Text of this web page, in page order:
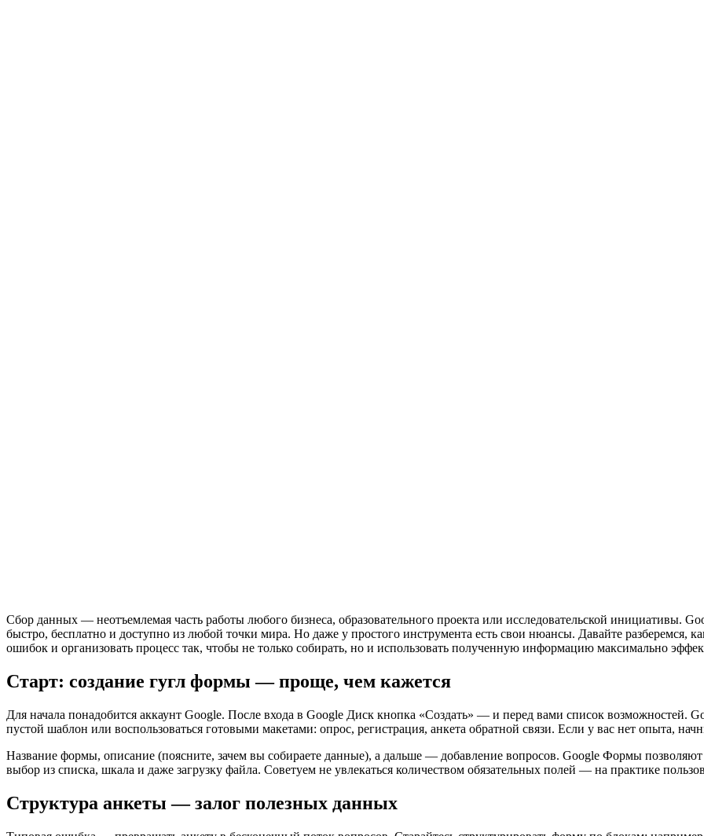
Сбор данных — неотъемлемая часть работы любого бизнеса, образовательного проекта или исследовательской инициативы.
быстро, бесплатно и доступно из любой точки мира. Но даже у простого инструмента есть свои нюансы. Давайте разберемся,
ошибок и организовать процесс так, чтобы не только собирать, но и использовать полученную информацию максимально
Старт: создание гугл формы — проще, чем кажется
Для начала понадобится аккаунт Google. После входа в Google Диск кнопка «Создать» — и перед вами список
пустой шаблон или воспользоваться готовыми макетами: опрос, регистрация, анкета обратной связи. Если у вас нет опыта,
Название формы, описание (поясните, зачем вы собираете данные), а дальше — добавление вопросов. Google Формы
выбор из списка, шкала и даже загрузку файла. Советуем не увлекаться количеством обязательных полей — на практике
Структура анкеты — залог полезных данных